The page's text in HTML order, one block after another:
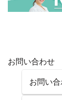
お問い合わせ
お問い